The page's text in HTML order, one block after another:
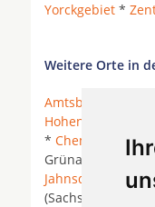
Yorckgebiet *
Weitere Orte in
Amtsberg
Hohenstein-
* Chemnitz *
Grüna *
Jahnsdorf/
(Sachsen) *